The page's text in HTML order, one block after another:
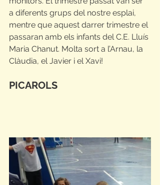
a diferents grups del nostre esplai,
mentre que aquest darrer trimestre el
passaran amb els infants del C.E. Lluís
Maria Chanut. Molta sort a l’Arnau, la
Clàudia, el Javier i el Xavi!
PICAROLS